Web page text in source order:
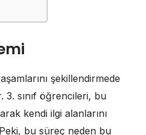
şekillendirmede
3. sınıf öğrencileri, bu
kendi ilgi alanlarını
bu süreç neden bu